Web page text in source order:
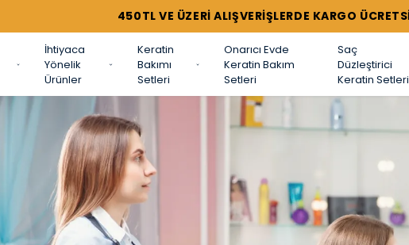
TÜM SETLERDE %44'E VARAN İNDİRİMLER !
İhtiyaca
Yönelik
Ürünler
Keratin
Bakımı
Setleri
Onarıcı Evde
Keratin Bakım
Setleri
Saç
Düzleştirici
Keratin Setleri